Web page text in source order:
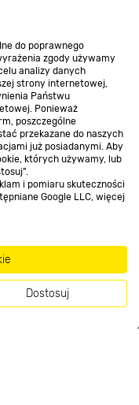
do poprawnego
zgody używamy
analizy danych
strony internetowej,
Państwu
Ponieważ
poszczególne
przekazane do naszych
już posiadanymi. Aby
których używamy, lub
i pomiaru skuteczności
Google LLC, więcej
Dostosuj